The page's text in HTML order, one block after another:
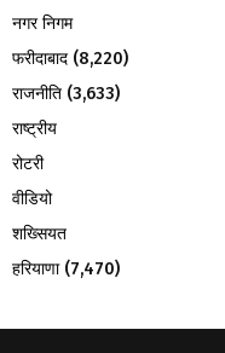
नगर निगम
फरीदाबाद (8,220)
राजनीति (3,633)
राष्ट्रीय
रोटरी
वीडियो
शख्सियत
हरियाणा(7,470)